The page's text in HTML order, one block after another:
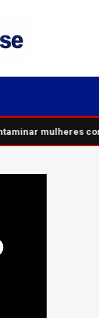
mulheres